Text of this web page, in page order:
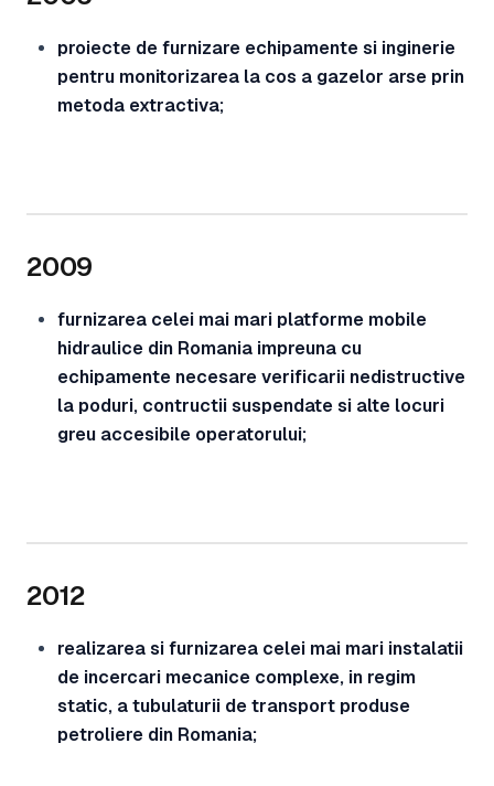
proiecte de furnizare echipamente si inginerie
pentru monitorizarea la cos a gazelor arse prin
metoda extractiva;
2009
furnizarea celei mai mari platforme mobile
hidraulice din Romania impreuna cu
echipamente necesare verificarii nedistructive
la poduri, contructii suspendate si alte locuri
greu accesibile operatorului;
2012
realizarea si furnizarea celei mai mari instalatii
de incercari mecanice complexe, in regim
static, a tubulaturii de transport produse
petroliere din Romania;